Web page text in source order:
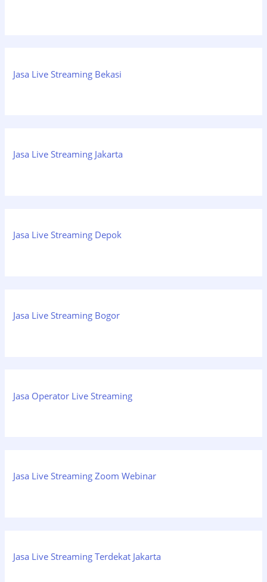
Jasa Live Streaming Bekasi
Jasa Live Streaming Jakarta
Jasa Live Streaming Depok
Jasa Live Streaming Bogor
Jasa Operator Live Streaming
Jasa Live Streaming Zoom Webinar
Jasa Live Streaming Terdekat Jakarta